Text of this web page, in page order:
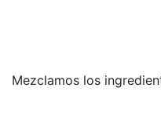
Mezclamos los